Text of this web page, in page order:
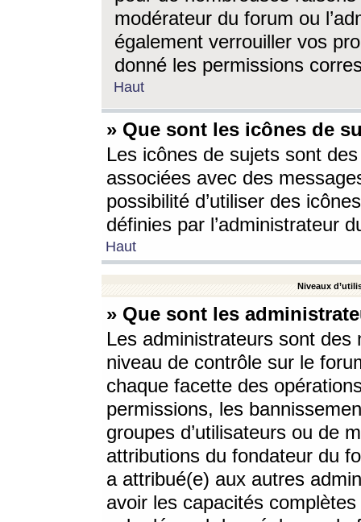
modérateur du forum ou
également verrouiller vos
donné les permissions
Haut
» Que sont les icônes de
Les icônes de sujets sont
associées avec des
possibilité d’utiliser des
définies par l’administrateur
Haut
Niveaux
» Que sont les
Les administrateurs sont
niveau de contrôle sur le
chaque facette des
permissions, les
groupes d’utilisateurs ou de
attributions du fondateur du
a attribué(e) aux autres
avoir les capacités